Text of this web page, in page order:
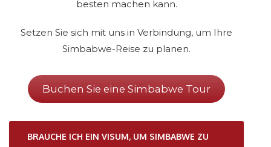
besten machen kann.
Setzen Sie sich mit uns in Verbindung, um Ihre
Simbabwe-Reise zu planen.
Buchen Sie eine Simbabwe Tour
BRAUCHE ICH EIN VISUM, UM SIMBABWE ZU